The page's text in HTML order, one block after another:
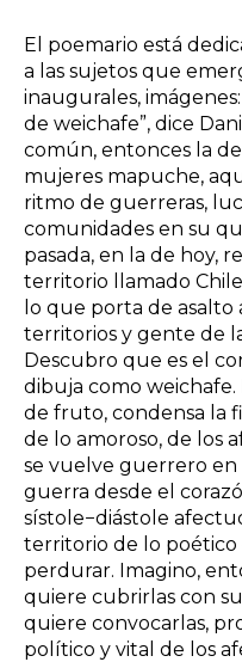
El poemario está
a las sujetos que
inaugurales,
de weichafe”, dice
común, entonces la
mujeres mapuche,
ritmo de guerreras,
comunidades en su
pasada, en la de hoy,
territorio llamado
lo que porta de asalto
territorios y gente de
Descubro que es el
dibuja como
de fruto, condensa la
de lo amoroso, de los
se vuelve guerrero en
guerra desde el
sístole−diástole
territorio de lo poético
perdurar. Imagino,
quiere cubrirlas con
quiere convocarlas,
político y vital de los